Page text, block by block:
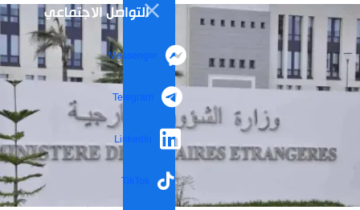
التواصل الاجتماعي
Messenger
Telegram
LinkedIn
TikTok